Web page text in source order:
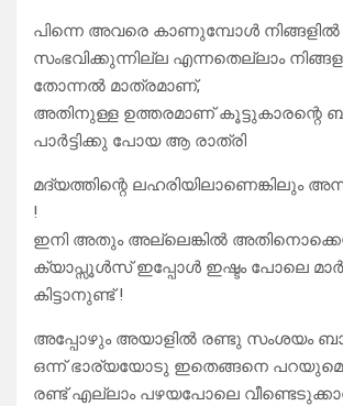
പിന്നെ അവരെ കാണുമ്പോൾ നിങ്ങളിൽ
സംഭവിക്കുന്നില്ല എന്നതെല്ലാം
തോന്നൽ മാത്രമാണ്,
അതിനുള്ള ഉത്തരമാണ് കൂട്ടുകാരന്റെ
പാർട്ടിക്കു പോയ ആ രാത്രി
മദ്യത്തിന്റെ ലഹരിയിലാണെങ്കിലും
!
ഇനി അതും അല്ലെങ്കിൽ
ക്യാപ്സൂൾസ് ഇപ്പോൾ ഇഷ്ടം പോലെ
കിട്ടാനുണ്ട് !
അപ്പോഴും അയാളിൽ രണ്ടു സംശയം
ഒന്ന് ഭാര്യയോടു ഇതെങ്ങനെ
രണ്ട് എല്ലാം പഴയപോലെ